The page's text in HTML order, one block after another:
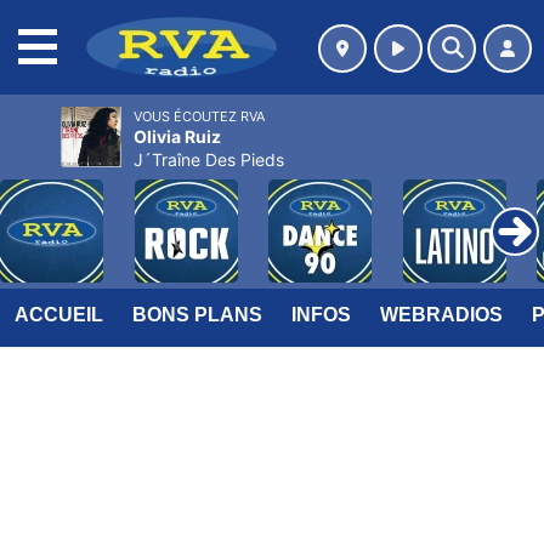
ACCUEIL BONS PLANS INFOS WEBRADIOS
VOUS ÉCOUTEZ RVA
Olivia Ruiz
J´Traîne Des Pieds